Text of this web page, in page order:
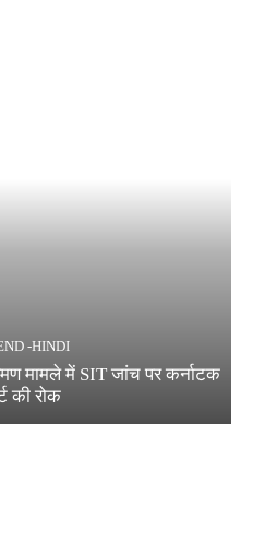
-HINDI
मामले में SIT जांच पर कर्नाटक
की रोक